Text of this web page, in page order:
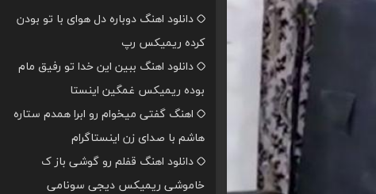
دانلود اهنگ دوباره دل هوای با تو بودن
کرده ریمیکس رپ
دانلود اهنگ ببین این خدا تو رفیق مام
بوده ریمیکس غمگین اینستا
اهنگ گفتی میخوام رو ابرا همدم ستاره
هاشم با صدای زن اینستاگرام
دانلود اهنگ قفلم رو گوشی باز ک
خاموشی ریمیکس دیجی سونامی